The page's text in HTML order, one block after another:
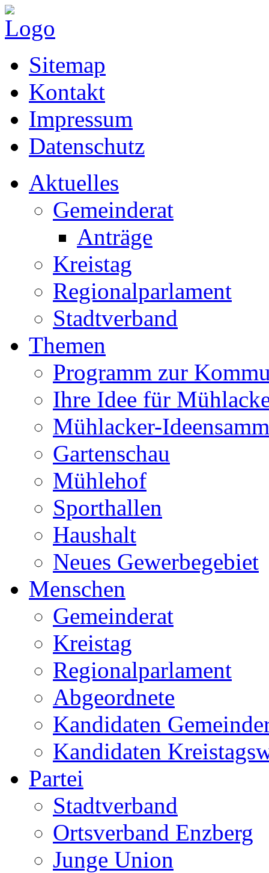
Sitemap
Kontakt
Impressum
Datenschutz
Aktuelles
Gemeinderat
Anträge
Kreistag
Regionalparlament
Stadtverband
Themen
Programm zur
Ihre Idee für
Mühlacker-
Gartenschau
Mühlehof
Sporthallen
Haushalt
Neues Gewerbegebiet
Menschen
Gemeinderat
Kreistag
Regionalparlament
Abgeordnete
Kandidaten
Kandidaten
Partei
Stadtverband
Ortsverband Enzberg
Junge Union